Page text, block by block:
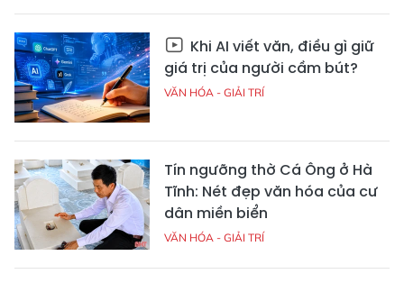
Khi AI viết văn, điều gì giữ
giá trị của người cầm bút?
VĂN HÓA - GIẢI TRÍ
Tín ngưỡng thờ Cá Ông ở Hà
Tĩnh: Nét đẹp văn hóa của cư
dân miền biển
VĂN HÓA - GIẢI TRÍ